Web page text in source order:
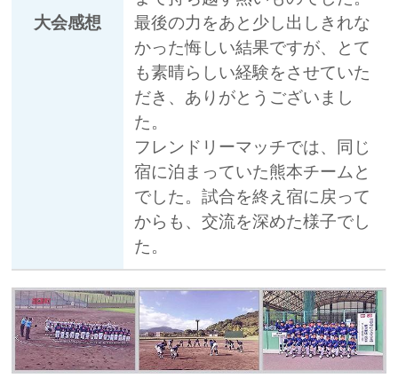
大会感想
最後の力をあと少し出しきれな
かった悔しい結果ですが、とて
も素晴らしい経験をさせていた
だき、ありがとうございまし
た。
フレンドリーマッチでは、同じ
宿に泊まっていた熊本チームと
でした。試合を終え宿に戻って
からも、交流を深めた様子でし
た。